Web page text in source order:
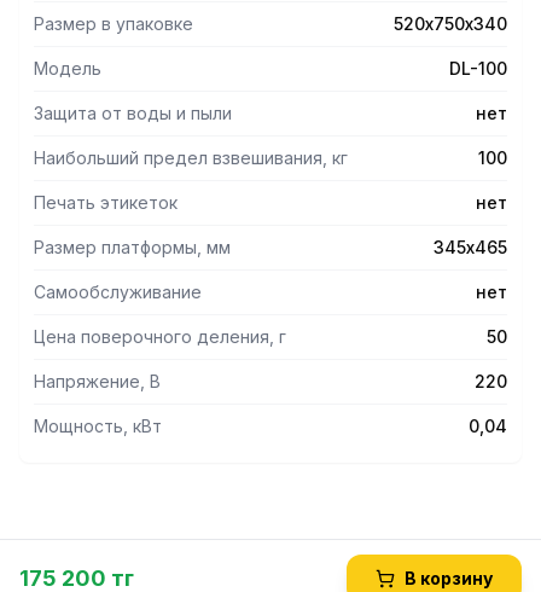
взвешивания; усреднение показаний при нестабильной
нагрузке; взвешивание груза в заданных пределах;
счетный режим работы; автоматическое отключение
неисправностей
Размер в упаковке 520х750х340
Модель DL-100
Защита от воды и пыли нет
Наибольший предел взвешивания, кг 100
Печать этикеток нет
Размер платформы, мм 345х465
Самообслуживание нет
Цена поверочного деления, г 50
Напряжение, В 220
Мощность, кВт 0,04
175 200 тг В корзину